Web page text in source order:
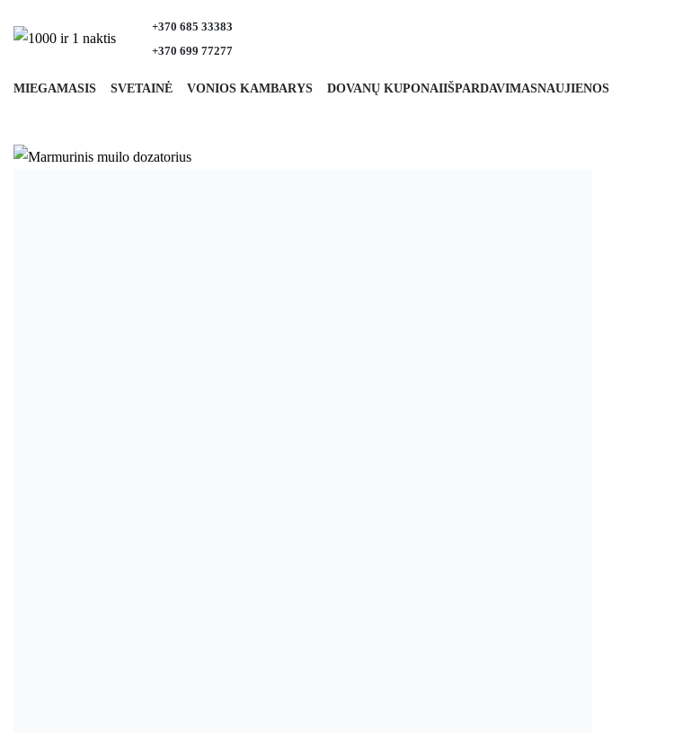
+370 685 33383
+370 699 77277
MIEGAMASIS SVETAINĖ VONIOS KAMBARYS DOVANŲ KUPONAIIŠPARDAVIMASNAUJIENOS